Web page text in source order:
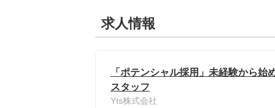
求人情報
「ポテンシャル採用」未経験から
スタッフ
Yts株式会社